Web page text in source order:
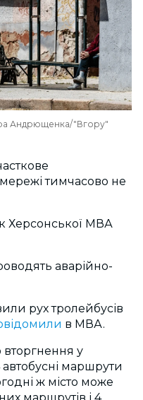
Андрющенка/"Вгору"
тимчасово не
Херсонської МВА
аварійно-
рух тролейбусів
в МВА.
у
автобусні маршрути
ж місто може